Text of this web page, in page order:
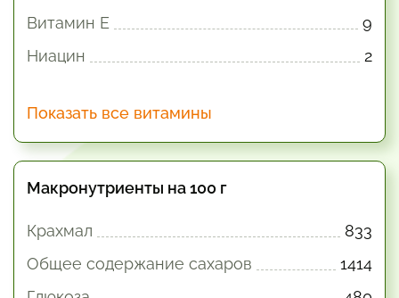
Витамин E
9
Ниацин
2
Показать все витамины
Макронутриенты на 100 г
Крахмал
833
Общее содержание сахаров
1414